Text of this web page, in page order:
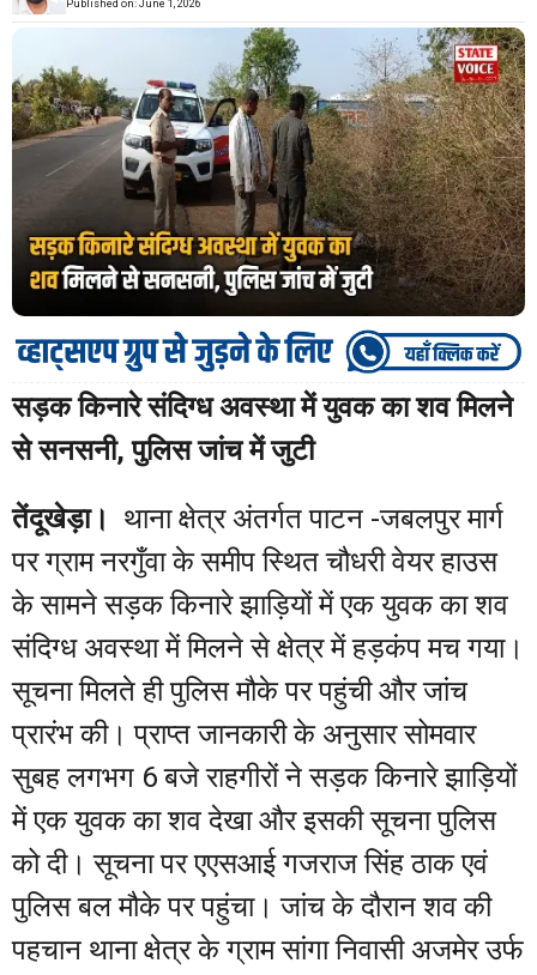
Published on: June 1, 2026
सड़क किनारे संदिग्ध अवस्था में युवक का शव मिलने
से सनसनी, पुलिस जांच में जुटी
तेंदूखेड़ा।
थाना क्षेत्र अंतर्गत पाटन -जबलपुर मार्ग
पर ग्राम नरगुँवा के समीप स्थित चौधरी वेयर हाउस
के सामने सड़क किनारे झाड़ियों में एक युवक का शव
संदिग्ध अवस्था में मिलने से क्षेत्र में हड़कंप मच गया।
सूचना मिलते ही पुलिस मौके पर पहुंची और जांच
प्रारंभ की। प्राप्त जानकारी के अनुसार सोमवार
सुबह लगभग 6 बजे राहगीरों ने सड़क किनारे झाड़ियों
में एक युवक का शव देखा और इसकी सूचना पुलिस
को दी। सूचना पर एएसआई गजराज सिंह ठाक एवं
पुलिस बल मौके पर पहुंचा। जांच के दौरान शव की
पहचान थाना क्षेत्र के ग्राम सांगा निवासी अजमेर उर्फ